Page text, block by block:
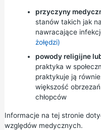
przyczyny
stanów takich jak
nawracające
żołędzi)
powody religijne
praktyka w
praktykuje ją
większość
chłopców
Informacje na tej stronie
względów medycznych.